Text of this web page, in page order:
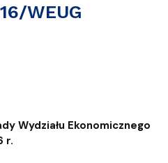
WEUG
Wydziału Ekonomicznego
r.